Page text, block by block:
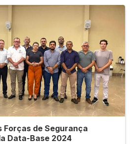
Forças de Segurança
Data-Base 2024